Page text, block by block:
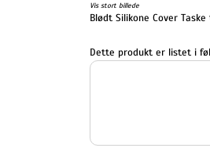
Vis stort billede
Blødt Silikone Cover
Dette produkt er listet i